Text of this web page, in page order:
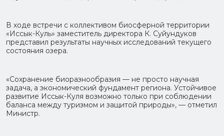
В ходе встречи с коллективом биосферной территории
«Иссык-Куль» заместитель директора К. Суйундуков
представил результаты научных исследований текущего
состояния озера.
«Сохранение биоразнообразия — не просто научная
задача, а экономический фундамент региона. Устойчивое
развитие Иссык-Куля возможно только при соблюдении
баланса между туризмом и защитой природы», — отметил
Министр.